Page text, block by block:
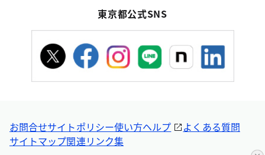
東京都公式SNS
お問合せサイトポリシー使い方ヘルプ
よくある質問
サイトマップ関連リンク集